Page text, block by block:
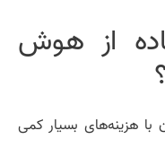
از هوش
هزینه‌های بسیار کمی